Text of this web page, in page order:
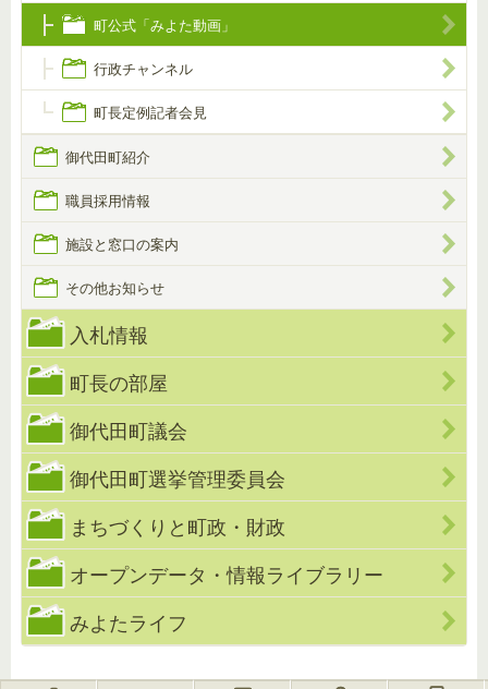
町公式「みよた動画」
行政チャンネル
町長定例記者会見
御代田町紹介
職員採用情報
施設と窓口の案内
その他お知らせ
入札情報
町長の部屋
御代田町議会
御代田町選挙管理委員会
まちづくりと町政・財政
オープンデータ・情報ライブラリー
みよたライフ